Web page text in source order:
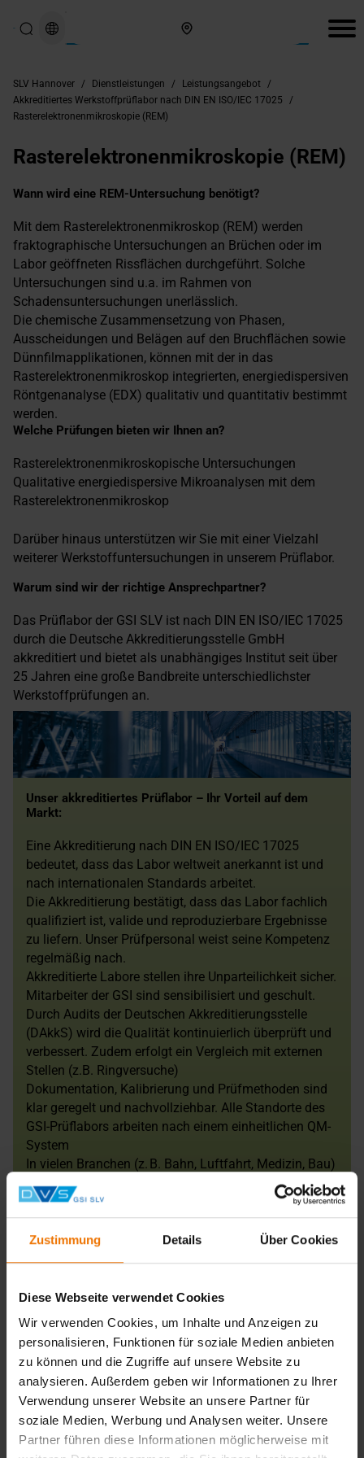
Zustimmung Details Über Cookies
Diese Webseite verwendet Cookies
Wir verwenden Cookies, um Inhalte und Anzeigen zu
personalisieren, Funktionen für soziale Medien anbieten
zu können und die Zugriffe auf unsere Website zu
analysieren. Außerdem geben wir Informationen zu Ihrer
Verwendung unserer Website an unsere Partner für
soziale Medien, Werbung und Analysen weiter. Unsere
Partner führen diese Informationen möglicherweise mit
SLV Hannover / Dienstleistungen / Leistungsangebot
/
Akkreditiertes Werkstoffprüflabor nach DIN EN ISO/IEC 17025
/
Rasterelektronenmikroskopie (REM)
Rasterelektronenmikroskopie (REM)
Wann wird eine REM-Untersuchung benötigt?
Mit dem Rasterelektronenmikroskop (REM) werden
fraktographische Untersuchungen an Brüchen oder im
Labor geöffneten Rissflächen durchgeführt. Solche
Untersuchungen sind u.a. im Rahmen von
Schadensuntersuchungen unerlässlich.
Die chemische Zusammensetzung von Phasen,
Ausscheidungen und Belägen auf den Bruchflächen sowie
Dünnfilmapplikationen, können mit der in das
Rasterelektronenmikroskop integrierten, energiedispersiven
Röntgenanalyse (EDX) qualitativ und quantitativ bestimmt
werden.
Welche Prüfungen bieten wir Ihnen an?
Rasterelektronenmikroskopische Untersuchungen
Qualitative energiedispersive Mikroanalysen mit dem
Rasterelektronenmikroskop
Darüber hinaus unterstützen wir Sie mit einer Vielzahl
weiterer Werkstoffuntersuchungen in unserem Prüflabor.
Warum sind wir der richtige Ansprechpartner?
Das Prüflabor der GSI SLV ist nach DIN EN ISO/IEC 17025
durch die Deutsche Akkreditierungsstelle GmbH
akkreditiert und bietet als unabhängiges Institut seit über
25 Jahren eine große Bandbreite unterschiedlichster
Werkstoffprüfungen an.
Unser akkreditiertes Prüflabor – Ihr Vorteil auf dem
Markt:
Eine Akkreditierung nach DIN EN ISO/IEC 17025
bedeutet, dass das Labor weltweit anerkannt ist und
nach internationalen Standards arbeitet.
Die Akkreditierung bestätigt, dass das Labor fachlich
qualifiziert ist, valide und reproduzierbare Ergebnisse
zu liefern. Unser Prüfpersonal weist seine Kompetenz
regelmäßig nach.
Akkreditierte Labore stellen ihre Unparteilichkeit sicher.
Mitarbeiter der GSI sind sensibilisiert und geschult.
Durch Audits der Deutschen Akkreditierungsstelle
(DAkkS) wird die Qualität kontinuierlich überprüft und
verbessert. Zudem erfolgt ein Vergleich mit externen
Stellen (z.B. Ringversuche)
Dokumentation, Kalibrierung und Prüfmethoden sind
klar geregelt und nachvollziehbar. Alle Standorte des
GSI-Prüflabors arbeiten nach einem einheitlichen QM-
System
In vielen Branchen (z. B. Bahn, Luftfahrt, Medizin, Bau)
sind akkreditierte Prüfungen Voraussetzung für die
Zulassung oder Zertifizierung.
Sie sind unsicher, welches Prüfverfahren das richtige für
Ihren Anspruch ist? Wir sind gerne für Sie da und stehen
Ihnen mit jahrzehntelanger Erfahrung in der Metallbranche
mit unserer Expertise zur Seite.
Für Anwendungen im Bereich des
Rasterelektronenmikroskops stehen Ihnen unsere
Mitarbeiter aus den Niederlassungen SLV Berlin-
Brandenburg, SLV München und SLV Duisburg gerne als